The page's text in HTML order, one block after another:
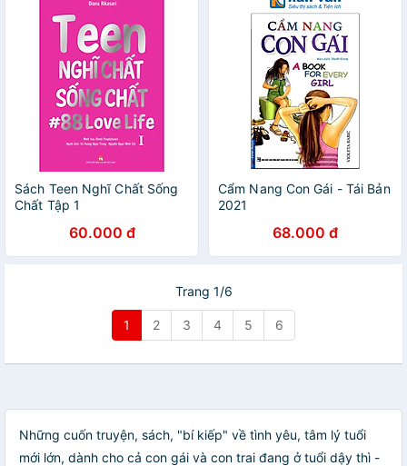
Sách Teen Nghĩ Chất Sống
Chất Tập 1
60.000 đ
Cẩm Nang Con Gái - Tái Bản
2021
68.000 đ
Trang 1/6
1 2 3 4 5 6
Những cuốn truyện, sách, "bí kiếp" về tình yêu, tâm lý tuổi
mới lớn, dành cho cả con gái và con trai đang ở tuổi dậy thì -